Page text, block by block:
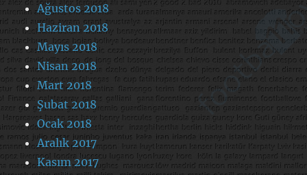
Ağustos 2018
Haziran 2018
Mayıs 2018
Nisan 2018
Mart 2018
Şubat 2018
Ocak 2018
Aralık 2017
Kasım 2017